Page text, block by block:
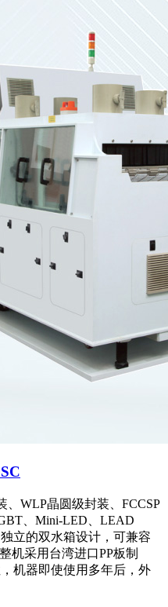
、WLP晶圆级封装、FCCSP
、Mini-LED、LEAD
立的双水箱设计，可兼容
机采用台湾进口PP板制
机器即使使用多年后，外